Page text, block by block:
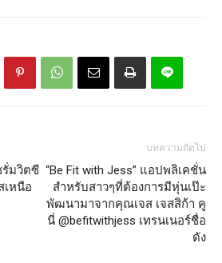
รั่มวิตซี
เหนือ
บทความถัดไป
“Be Fit with Jess” แอปพลิเคชั่น
สำหรับสาวๆที่ต้องการมีหุ่นเป๊ะ
พัฒนามาจากคุณเจส เจสสิก้า คู
นี่ @befitwithjess เทรนเนอร์ชื่อ
ดัง